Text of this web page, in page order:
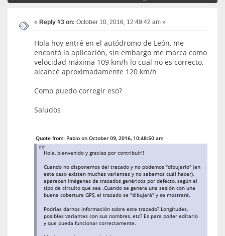
« Reply #3 on: October 10, 2016, 12:49:42 am »
Hola hoy entré en el autódromo de León, me
encantó la aplicación, sin embargo me marca como
velocidad máxima 109 km/h lo cual no es correcto,
alcancé aproximadamente 120 km/h
Como puedo corregir eso?
Saludos
Quote from: Pablo on October 09, 2016, 10:48:50 am
Hola, bienvenido y gracias por contribuir!!
Cuando no disponemos del trazado y no podemos "dibujarlo" (en
este caso existen muchas variantes y no sabemos cuál hacer),
aparecen imágenes de trazados genéricos por defecto, según el
tipo de circuito que sea .Cuando se genera una sesión con una
buena cobertura GPS, el trazado se "dibujará" y se mostrará.
Podrías darnos información sobre este trazado? Longitudes,
posibles variantes con sus nombres, etc? Es para poder editarlo
y que pueda funcionar correctamente.